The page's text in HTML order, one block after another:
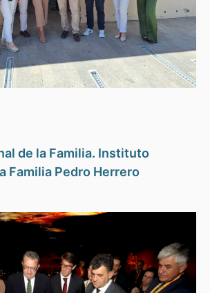
de la Familia. Instituto
Familia Pedro Herrero